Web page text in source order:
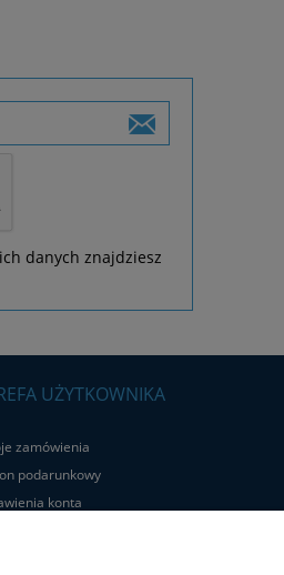
danych znajdziesz
UŻYTKOWNIKA
zamówienia
podarunkowy
konta